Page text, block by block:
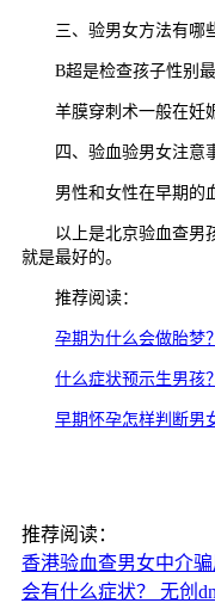
三、验男女方法有哪
B超是检查孩子性别最
羊膜穿刺术一般在妊娠
四、验血验男女注意事
男性和女性在早期的血
以上是北京验血查男孩
就是最好的。
推荐阅读：
孕期为什么会做胎梦
什么症状预示生男孩
早期怀孕怎样判断男
推荐阅读：
香港验血查男女中介
会有什么症状？
无创